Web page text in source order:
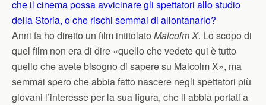
che il cinema possa avvicinare gli spettatori allo studio
della Storia, o che rischi semmai di allontanarlo?
Anni fa ho diretto un film intitolato Malcolm X. Lo scopo di
quel film non era di dire «quello che vedete qui è tutto
quello che avete bisogno di sapere su Malcolm X», ma
semmai spero che abbia fatto nascere negli spettatori più
giovani l’interesse per la sua figura, che li abbia portati a